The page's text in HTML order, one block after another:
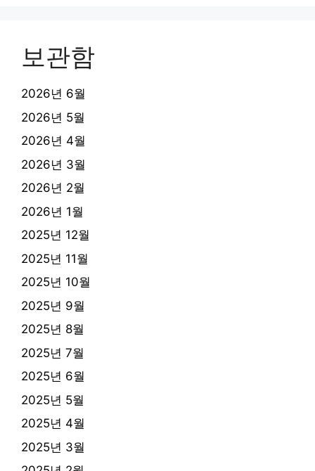
보관함
2026년 6월
2026년 5월
2026년 4월
2026년 3월
2026년 2월
2026년 1월
2025년 12월
2025년 11월
2025년 10월
2025년 9월
2025년 8월
2025년 7월
2025년 6월
2025년 5월
2025년 4월
2025년 3월